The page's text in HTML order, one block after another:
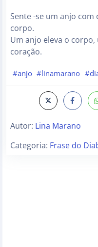
Sente -se um anjo
corpo.
Um anjo eleva o
coração.
#anjo #linamarano
Autor: Lina Marano
Categoria: Frase do